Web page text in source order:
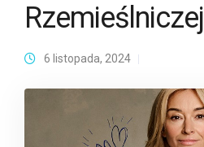
Rzemieślniczej
6 listopada, 2024